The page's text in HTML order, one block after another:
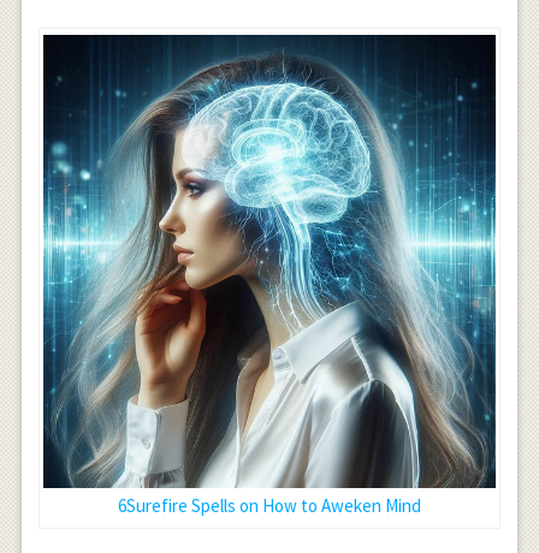
6Surefire Spells on How to Aweken Mind